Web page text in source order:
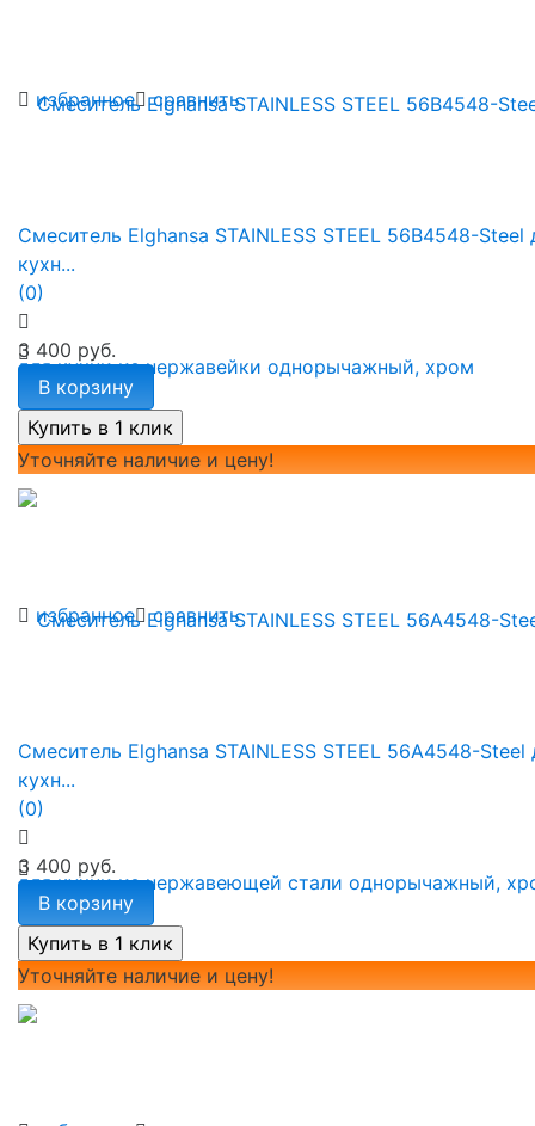
избранное сравнить
избранное сравнить
Смеситель Elghansa STAINLESS STEEL 56B4548-Steel
кухн...
(0)
3 400 руб.
В корзину
Уточняйте наличие и цену!
Смеситель Elghansa STAINLESS STEEL 56A4548-Steel
кухн...
(0)
3 400 руб.
В корзину
Уточняйте наличие и цену!